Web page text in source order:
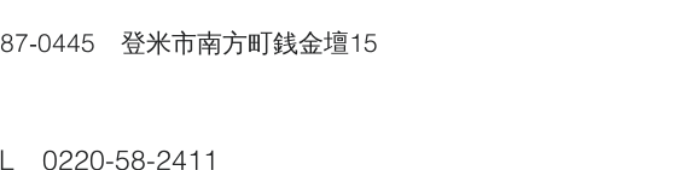
登米市南方町銭金壇15
0220-58-2411